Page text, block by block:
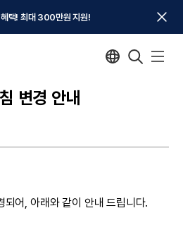
택! 최대 300만원 지원!
변경 안내
되어, 아래와 같이 안내 드립니다.